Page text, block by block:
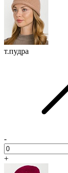
т.пудра
-
+